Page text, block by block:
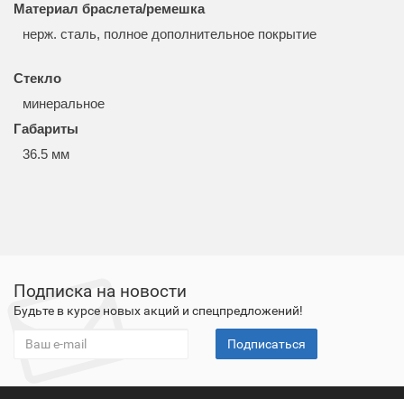
Материал браслета/ремешка
нерж. сталь, полное дополнительное покрытие
Стекло
минеральное
Габариты
36.5 мм
Подписка на новости
Будьте в курсе новых акций и спецпредложений!
Подписаться